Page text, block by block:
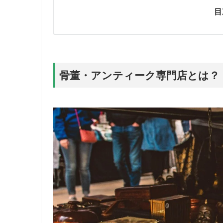
骨董・アンティーク専門店とは？